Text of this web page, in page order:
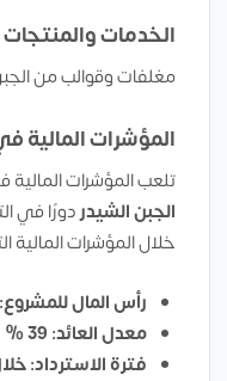
الخدمات والمنتجات
مغلفات وقوالب من
المؤشرات
تلعب المؤشرات
الجبن الشيدردورًا في
خلال المؤشرات المالية
رأس المال للمشروع: 700 الف دولار
معدل العائد: 39 %
فترة الاسترداد: